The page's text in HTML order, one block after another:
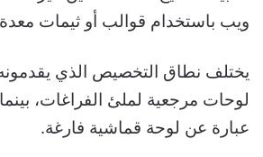
ويب باستخدام قوالب أو ثيمات
يختلف نطاق التخصيص الذي
لوحات مرجعية لملئ الفراغات،
عبارة عن لوحة قماشية فارغة.